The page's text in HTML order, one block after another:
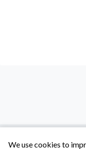
We use cookies to